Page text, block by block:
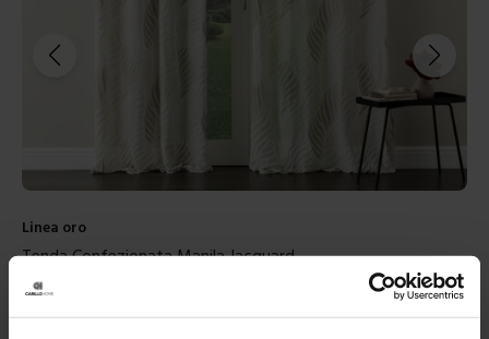
Linea oro
Tenda Confezionata Manila Jacquard
39,90